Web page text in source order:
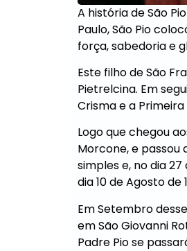
A história de São
Paulo, São Pio
força, sabedoria e
Este filho de São
Pietrelcina. Em
Crisma e a
Logo que chegou
Morcone, e passou
simples e, no dia
dia 10 de Agosto de
Em Setembro
em São Giovanni
Padre Pio se